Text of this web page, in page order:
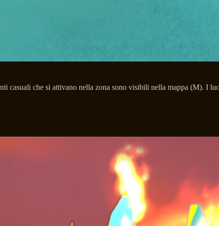
casuali che si attivano nella zona sono visibili nella mappa (M). I